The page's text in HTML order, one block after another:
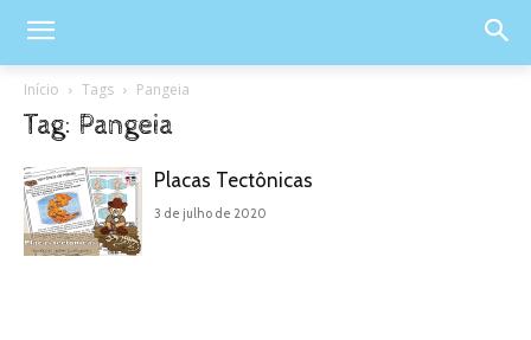
Início Tags Pangeia
Tag: Pangeia
Placas Tectônicas
3 de julho de 2020